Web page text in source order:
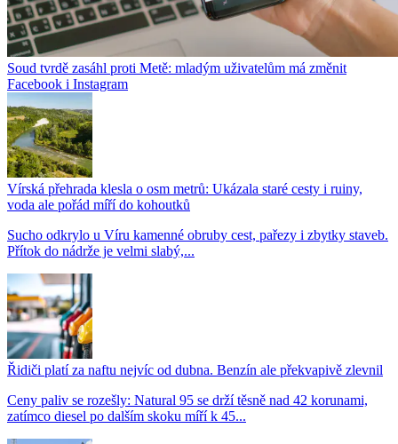
Soud tvrdě zasáhl proti Metě: mladým uživatelům má změnit
Facebook i Instagram
Vírská přehrada klesla o osm metrů: Ukázala staré cesty i ruiny,
voda ale pořád míří do kohoutků
Sucho odkrylo u Víru kamenné obruby cest, pařezy i zbytky staveb.
Přítok do nádrže je velmi slabý,...
Řidiči platí za naftu nejvíc od dubna. Benzín ale překvapivě zlevnil
Ceny paliv se rozešly: Natural 95 se drží těsně nad 42 korunami,
zatímco diesel po dalším skoku míří k 45...